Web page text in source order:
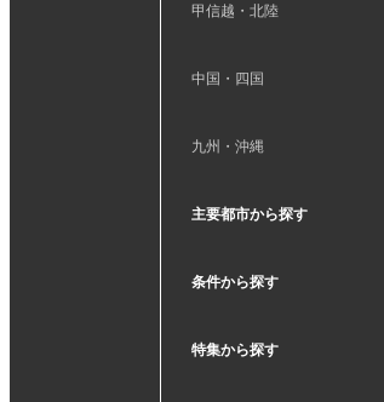
甲信越・北陸
中国・四国
九州・沖縄
主要都市から探す
条件から探す
特集から探す